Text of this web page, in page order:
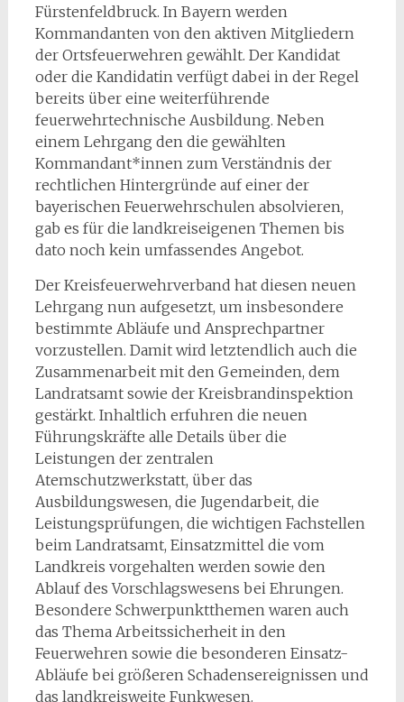
Fürstenfeldbruck. In Bayern werden
Kommandanten von den aktiven Mitgliedern
der Ortsfeuerwehren gewählt. Der Kandidat
oder die Kandidatin verfügt dabei in der Regel
bereits über eine weiterführende
feuerwehrtechnische Ausbildung. Neben
einem Lehrgang den die gewählten
Kommandant*innen zum Verständnis der
rechtlichen Hintergründe auf einer der
bayerischen Feuerwehrschulen absolvieren,
gab es für die landkreiseigenen Themen bis
dato noch kein umfassendes Angebot.
Der Kreisfeuerwehrverband hat diesen neuen
Lehrgang nun aufgesetzt, um insbesondere
bestimmte Abläufe und Ansprechpartner
vorzustellen. Damit wird letztendlich auch die
Zusammenarbeit mit den Gemeinden, dem
Landratsamt sowie der Kreisbrandinspektion
gestärkt. Inhaltlich erfuhren die neuen
Führungskräfte alle Details über die
Leistungen der zentralen
Atemschutzwerkstatt, über das
Ausbildungswesen, die Jugendarbeit, die
Leistungsprüfungen, die wichtigen Fachstellen
beim Landratsamt, Einsatzmittel die vom
Landkreis vorgehalten werden sowie den
Ablauf des Vorschlagswesens bei Ehrungen.
Besondere Schwerpunktthemen waren auch
das Thema Arbeitssicherheit in den
Feuerwehren sowie die besonderen Einsatz-
Abläufe bei größeren Schadensereignissen und
das landkreisweite Funkwesen.